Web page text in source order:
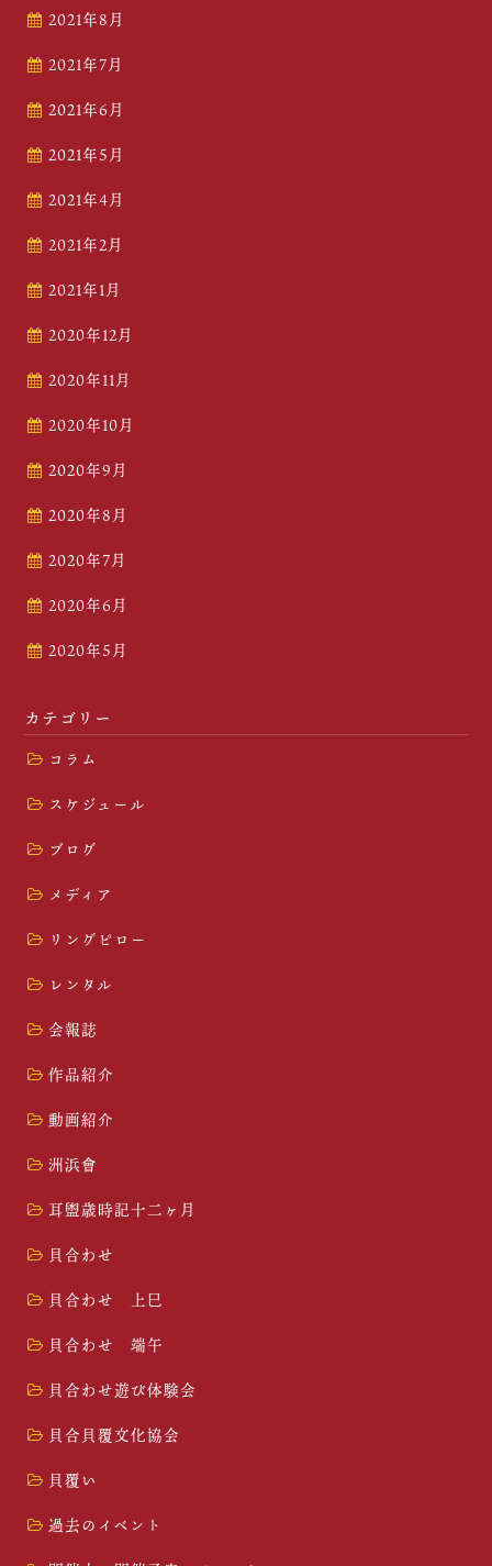
2021年8月
2021年7月
2021年6月
2021年5月
2021年4月
2021年2月
2021年1月
2020年12月
2020年11月
2020年10月
2020年9月
2020年8月
2020年7月
2020年6月
2020年5月
カテゴリー
コラム
スケジュール
ブログ
メディア
リングピロー
レンタル
会報誌
作品紹介
動画紹介
洲浜會
耳盥歳時記十二ヶ月
貝合わせ
貝合わせ 上巳
貝合わせ 端午
貝合わせ遊び体験会
貝合貝覆文化協会
貝覆い
過去のイベント